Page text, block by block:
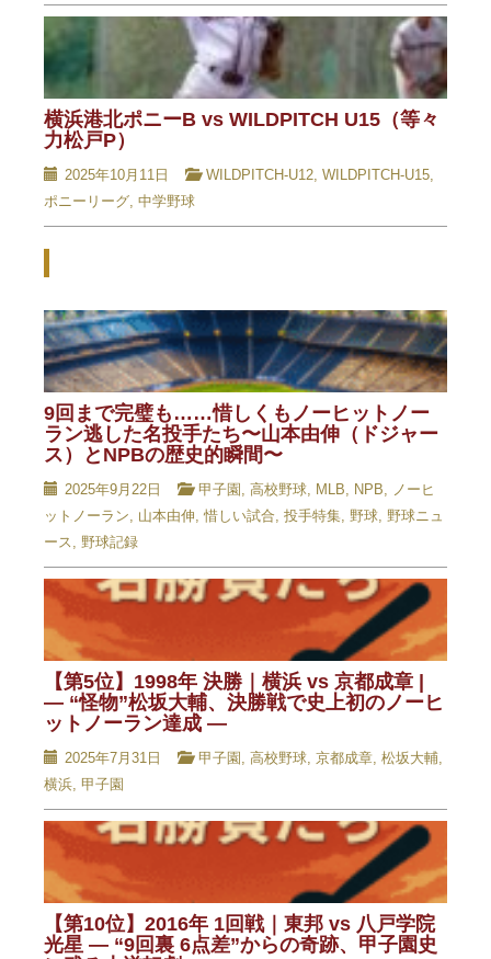
横浜港北ポニーB vs WILDPITCH U15（等々
力松戸P）
2025年10月11日 WILDPITCH-U12, WILDPITCH-U15,
ポニーリーグ, 中学野球
9回まで完璧も……惜しくもノーヒットノー
ラン逃した名投手たち〜山本由伸（ドジャー
ス）とNPBの歴史的瞬間〜
2025年9月22日 甲子園 , 高校野球, MLB, NPB, ノーヒ
ットノーラン, 山本由伸,惜しい試合, 投手特集, 野球, 野球ニュ
ース, 野球記録
【第5位】1998年 決勝｜横浜 vs 京都成章 |
— “怪物”松坂大輔、決勝戦で史上初のノーヒ
ットノーラン達成 —
2025年7月31日 甲子園 , 高校野球, 京都成章, 松坂大輔,
横浜, 甲子園
【第10位】2016年 1回戦｜東邦 vs 八戸学院
光星 — “9回裏 6点差”からの奇跡、甲子園史